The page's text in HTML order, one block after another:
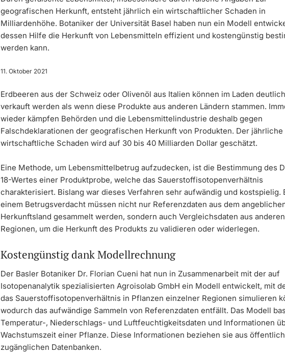
geografischen Herkunft, entsteht jährlich ein wirtschaftlicher Schaden in
Milliardenhöhe. Botaniker der Universität Basel haben nun ein Modell
dessen Hilfe die Herkunft von Lebensmitteln effizient und kostengünstig
werden kann.
11. Oktober 2021
Erdbeeren aus der Schweiz oder Olivenöl aus Italien können im Laden
verkauft werden als wenn diese Produkte aus anderen Ländern stammen.
wieder kämpfen Behörden und die Lebensmittelindustrie deshalb gegen
Falschdeklarationen der geografischen Herkunft von Produkten. Der jährliche
wirtschaftliche Schaden wird auf 30 bis 40 Milliarden Dollar geschätzt.
Eine Methode, um Lebensmittelbetrug aufzudecken, ist die Bestimmung des
18-Wertes einer Produktprobe, welche das Sauerstoffisotopenverhältnis
charakterisiert. Bislang war dieses Verfahren sehr aufwändig und kostspielig.
einem Betrugsverdacht müssen nicht nur Referenzdaten aus dem
Herkunftsland gesammelt werden, sondern auch Vergleichsdaten aus anderen
Regionen, um die Herkunft des Produkts zu validieren oder widerlegen.
Kostengünstig dank Modellrechnung
Der Basler Botaniker Dr. Florian Cueni hat nun in Zusammenarbeit mit der auf
Isotopenanalytik spezialisierten Agroisolab GmbH ein Modell entwickelt, mit
das Sauerstoffisotopenverhältnis in Pflanzen einzelner Regionen simulieren
wodurch das aufwändige Sammeln von Referenzdaten entfällt. Das Modell
Temperatur-, Niederschlags- und Luftfeuchtigkeitsdaten und Informationen
Wachstumszeit einer Pflanze. Diese Informationen beziehen sie aus öffentlich
zugänglichen Datenbanken.